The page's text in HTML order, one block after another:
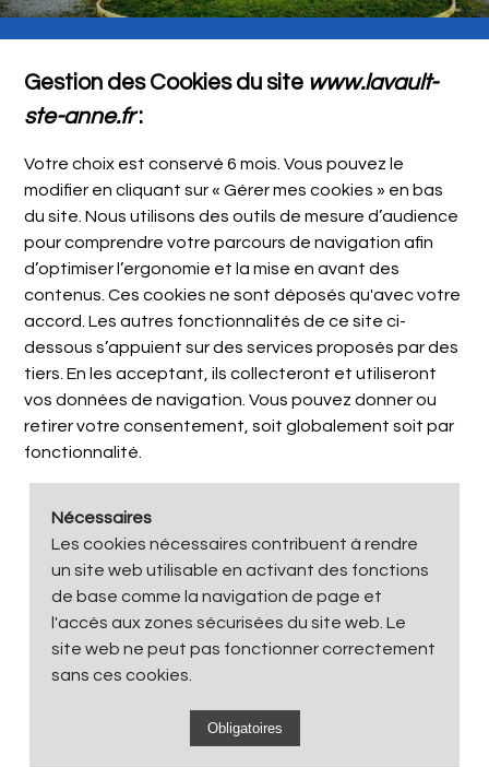
Gestion des Cookies du site www.lavault-
ste-anne.fr:
Votre choix est conservé 6 mois. Vous pouvez le
modifier en cliquant sur « Gérer mes cookies » en bas
du site. Nous utilisons des outils de mesure d’audience
pour comprendre votre parcours de navigation afin
d’optimiser l’ergonomie et la mise en avant des
contenus. Ces cookies ne sont déposés qu'avec votre
accord. Les autres fonctionnalités de ce site ci-
dessous s’appuient sur des services proposés par des
tiers. En les acceptant, ils collecteront et utiliseront
vos données de navigation. Vous pouvez donner ou
retirer votre consentement, soit globalement soit par
fonctionnalité.
Nécessaires
Les cookies nécessaires contribuent à rendre
un site web utilisable en activant des fonctions
de base comme la navigation de page et
l'accès aux zones sécurisées du site web. Le
site web ne peut pas fonctionner correctement
sans ces cookies.